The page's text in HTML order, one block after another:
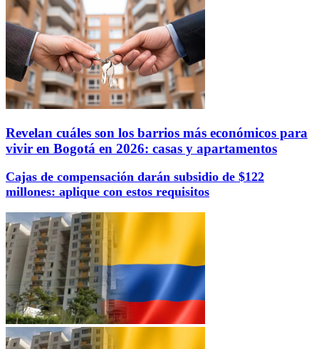
Revelan cuáles son los barrios más económicos para
vivir en Bogotá en 2026: casas y apartamentos
Cajas de compensación darán subsidio de $122
millones: aplique con estos requisitos